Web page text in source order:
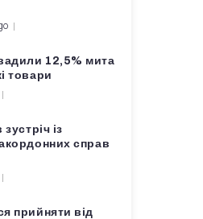
12,5% мита
товари
зустріч із
справ
прийняти від